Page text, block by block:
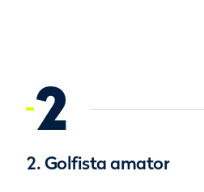
2
2. Golfista amator